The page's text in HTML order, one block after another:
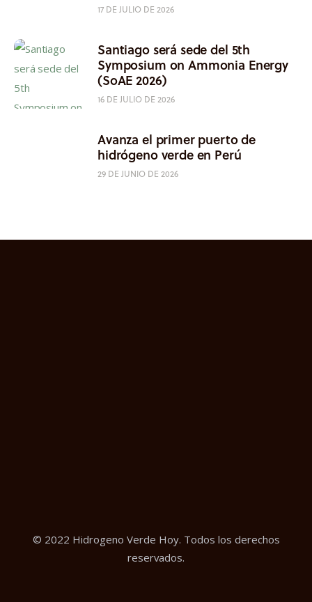
17 DE JULIO DE 2026
Santiago será sede del 5th
Symposium on Ammonia Energy
(SoAE 2026)
16 DE JULIO DE 2026
Avanza el primer puerto de
hidrógeno verde en Perú
29 DE JUNIO DE 2026
© 2022 Hidrogeno Verde Hoy. Todos los derechos
reservados.